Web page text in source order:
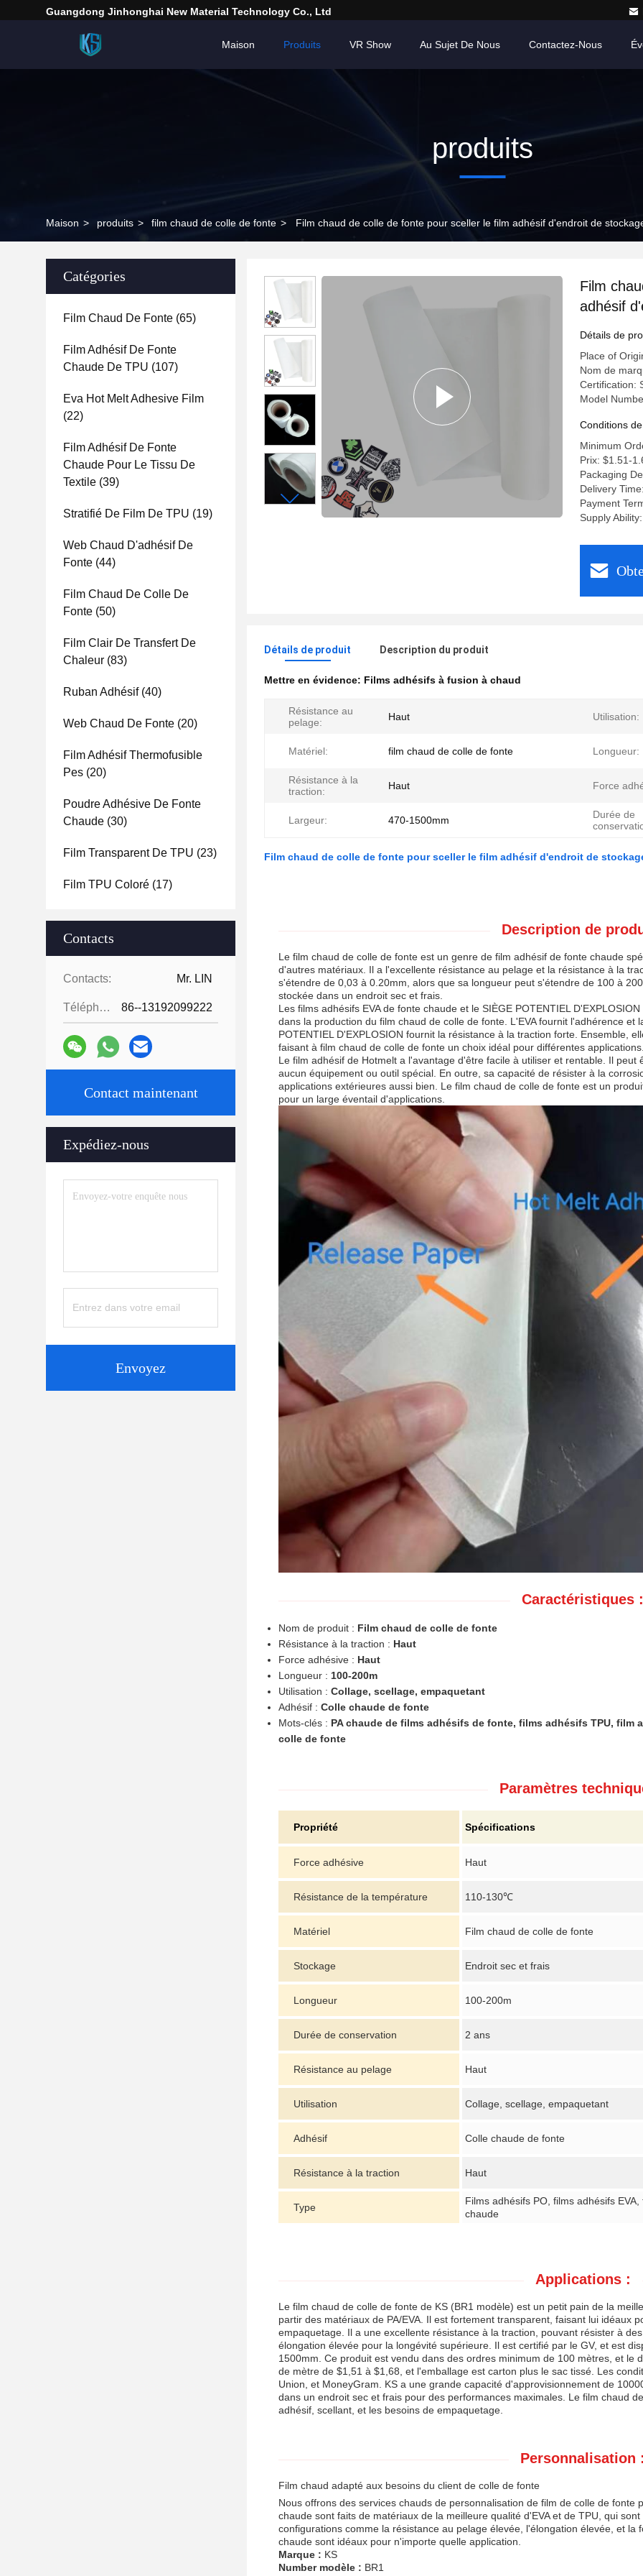
Guangdong Jinhonghai New Material Technology Co., Ltd
Maison Produits VR Show Au Sujet De Nous Contactez-Nous
produits
Maison > produits > film chaud de colle de fonte > Film chaud de colle de fonte pour sceller le film adhésif d'endroit de
Catégories
Film Chaud De Fonte (65)
Film Adhésif De Fonte
Chaude De TPU (107)
Eva Hot Melt Adhesive Film
(22)
Film Adhésif De Fonte
Chaude Pour Le Tissu De
Textile (39)
Stratifié De Film De TPU (19)
Web Chaud D'adhésif De
Fonte (44)
Film Chaud De Colle De
Fonte (50)
Film Clair De Transfert De
Chaleur (83)
Ruban Adhésif(40)
Web Chaud De Fonte (20)
Film Adhésif Thermofusible
Pes (20)
Poudre Adhésive De Fonte
Chaude (30)
Film Transparent De TPU (23)
Film TPU Coloré (17)
Contacts
Contacts: Mr. LIN
Téléphone: 86--13192099222
Contact maintenant
Expédiez-nous
Envoyez
Film
adhésif
Détails de
Place of
Nom de
Certification:
Model
Conditions
Minimum
Prix: $1.51-
Packaging
Delivery
Payment
Supply
Détails de produit Description du produit
Mettre en évidence: Films adhésifs à fusion à chaud
Résistance au
pelage:
Haut Utilisation:
Matériel: film chaud de colle de fonte Longueur:
Résistance à la
traction:
Haut Force
Largeur: 470-1500mm
Durée de
Film chaud de colle de fonte pour sceller le film adhésif d'endroit de
Description de
Le film chaud de colle de fonte est un genre de film adhésif de fonte chaude
d'autres matériaux. Il a l'excellente résistance au pelage et la résistance à la
s'étendre de 0,03 à 0.20mm, alors que sa longueur peut s'étendre de 100 à
stockée dans un endroit sec et frais.
Les films adhésifs EVA de fonte chaude et le SIÈGE POTENTIEL
dans la production du film chaud de colle de fonte. L'EVA fournit l'adhérence et
POTENTIEL D'EXPLOSION fournit la résistance à la traction forte. Ensemble,
faisant à film chaud de colle de fonte un choix idéal pour différentes
Le film adhésif de Hotmelt a l'avantage d'être facile à utiliser et rentable. Il
aucun équipement ou outil spécial. En outre, sa capacité de résister à la
applications extérieures aussi bien. Le film chaud de colle de fonte est un
pour un large éventail d'applications.
Caractéristiques :
Nom de produit : Film chaud de colle de fonte
Résistance à la traction : Haut
Force adhésive : Haut
Longueur : 100-200m
Utilisation : Collage, scellage, empaquetant
Adhésif : Colle chaude de fonte
Mots-clés : PA chaude de films adhésifs de fonte, films adhésifs TPU,
colle de fonte
Paramètres
Propriété Spécifications
Force adhésive Haut
Résistance de la température 110-130℃
Matériel Film chaud de colle de fonte
Stockage Endroit sec et frais
Longueur 100-200m
Durée de conservation 2 ans
Résistance au pelage Haut
Utilisation Collage, scellage, empaquetant
Adhésif Colle chaude de fonte
Résistance à la traction Haut
Type
Films adhésifs PO, films adhésifs
chaude
Applications :
Le film chaud de colle de fonte de KS (BR1 modèle) est un petit pain de la
partir des matériaux de PA/EVA. Il est fortement transparent, faisant lui idéaux
empaquetage. Il a une excellente résistance à la traction, pouvant résister à
élongation élevée pour la longévité supérieure. Il est certifié par le GV, et est
1500mm. Ce produit est vendu dans des ordres minimum de 100 mètres, et le
de mètre de $1,51 à $1,68, et l'emballage est carton plus le sac tissé. Les
Union, et MoneyGram. KS a une grande capacité d'approvisionnement de
dans un endroit sec et frais pour des performances maximales. Le film chaud
adhésif, scellant, et les besoins de empaquetage.
Personnalisation
Film chaud adapté aux besoins du client de colle de fonte
Nous offrons des services chauds de personnalisation de film de colle de fonte
chaude sont faits de matériaux de la meilleure qualité d'EVA et de TPU, qui
configurations comme la résistance au pelage élevée, l'élongation élevée, et
chaude sont idéaux pour n'importe quelle application.
Marque : KS
Number modèle : BR1